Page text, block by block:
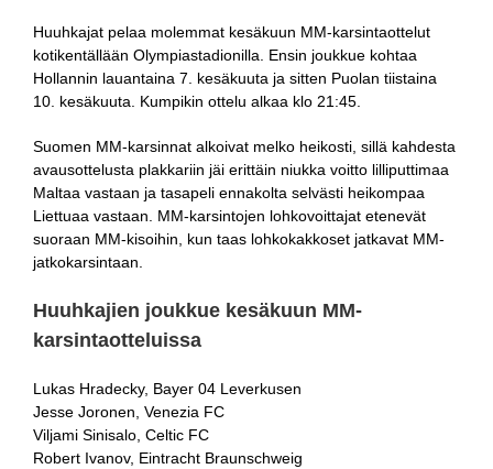
Huuhkajat pelaa molemmat kesäkuun MM-karsintaottelut
kotikentällään Olympiastadionilla. Ensin joukkue kohtaa
Hollannin lauantaina 7. kesäkuuta ja sitten Puolan tiistaina
10. kesäkuuta. Kumpikin ottelu alkaa klo 21:45.
Suomen MM-karsinnat alkoivat melko heikosti, sillä kahdesta
avausottelusta plakkariin jäi erittäin niukka voitto lilliputtimaa
Maltaa vastaan ja tasapeli ennakolta selvästi heikompaa
Liettuaa vastaan. MM-karsintojen lohkovoittajat etenevät
suoraan MM-kisoihin, kun taas lohkokakkoset jatkavat MM-
jatkokarsintaan.
Huuhkajien joukkue kesäkuun MM-
karsintaotteluissa
Lukas Hradecky, Bayer 04 Leverkusen
Jesse Joronen, Venezia FC
Viljami Sinisalo, Celtic FC
Robert Ivanov, Eintracht Braunschweig